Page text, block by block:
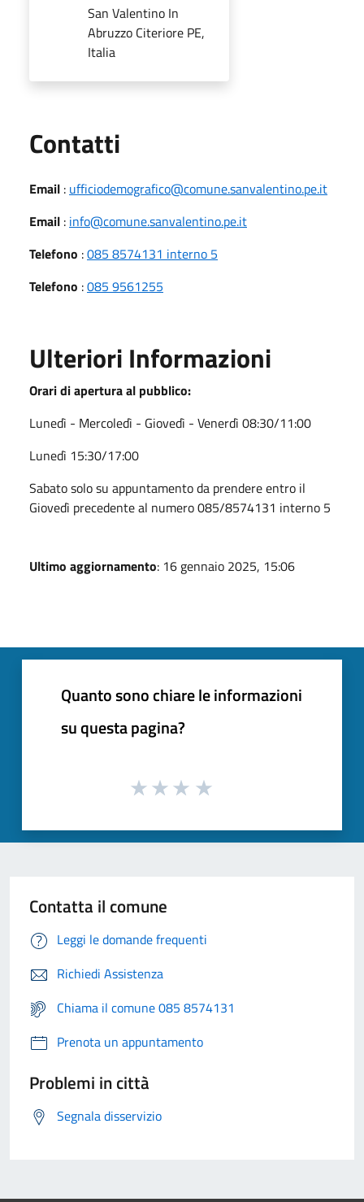
San Valentino In
Abruzzo Citeriore PE,
Italia
Contatti
Email : ufficiodemografico@comune.sanvalentino.pe.it
Email : info@comune.sanvalentino.pe.it
Telefono :085 8574131 interno 5
Telefono :085 9561255
Ulteriori Informazioni
Orari di apertura al pubblico:
Lunedì - Mercoledì - Giovedì - Venerdì 08:30/11:00
Lunedì 15:30/17:00
Sabato solo su appuntamento da prendere entro il
Giovedì precedente al numero 085/8574131 interno 5
Ultimo aggiornamento: 16 gennaio 2025, 15:06
Quanto sono chiare le informazioni
su questa pagina?
Contatta il comune
Leggi le domande frequenti
Richiedi Assistenza
Chiama il comune 085 8574131
Prenota un appuntamento
Problemi in città
Segnala disservizio